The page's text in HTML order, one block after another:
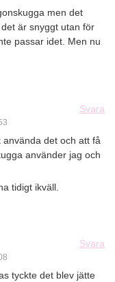
men det
är snyggt utan för
passar idet. Men nu
Svara
det och att få
använder jag och
tidigt ikväll.
Svara
tyckte det blev jätte